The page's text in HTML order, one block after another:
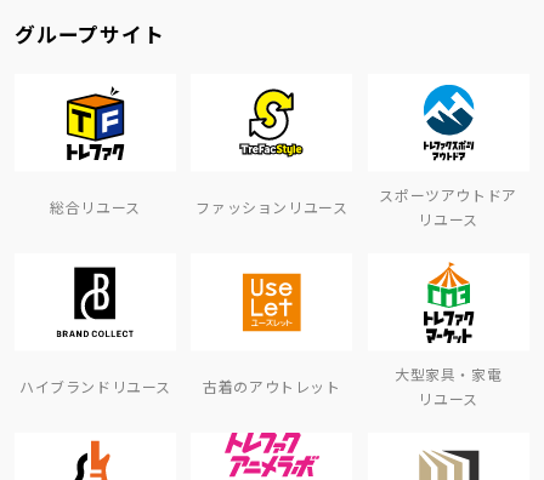
グループサイト
総合リユース ファッションリユース
スポーツアウトドア
リユース
ハイブランドリユース 古着のアウトレット
大型家具・家電
リユース